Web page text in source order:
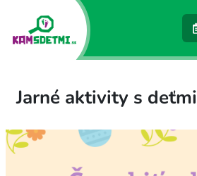
Jarné aktivity s deťmi